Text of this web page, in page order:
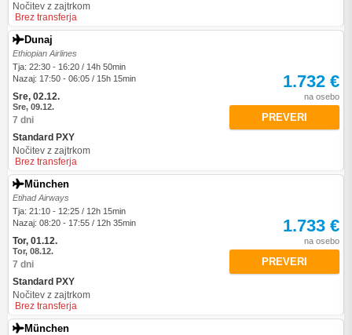
Nočitev z zajtrkom
Brez transferja
Dunaj
Ethiopian Airlines
Tja: 22:30 - 16:20 / 14h 50min
Nazaj: 17:50 - 06:05 / 15h 15min
Sre, 02.12.
Sre, 09.12.
7 dni
Standard PXY
Nočitev z zajtrkom
Brez transferja
1.732 €
na osebo
PREVERI
München
Etihad Airways
Tja: 21:10 - 12:25 / 12h 15min
Nazaj: 08:20 - 17:55 / 12h 35min
Tor, 01.12.
Tor, 08.12.
7 dni
Standard PXY
Nočitev z zajtrkom
Brez transferja
1.733 €
na osebo
PREVERI
München